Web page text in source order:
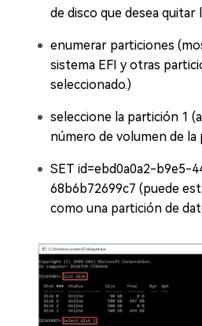
de disco que desea quitar
enumerar particiones
sistema EFI y otras
seleccionado.)
seleccione la partición 1
número de volumen de la
SET id=ebd0a0a2-b9e5-
68b6b72699c7 (puede
como una partición de